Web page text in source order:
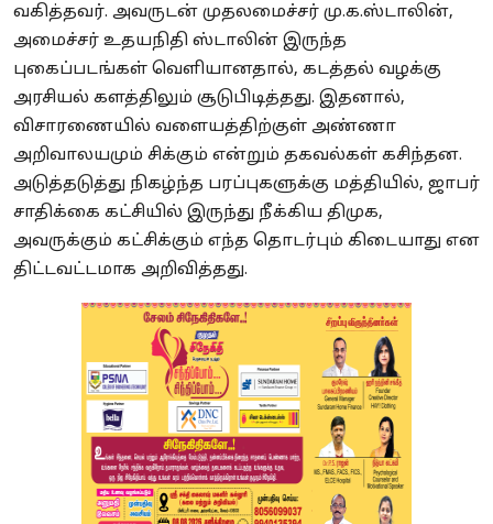
வகித்தவர். அவருடன் முதலமைச்சர் மு.க.ஸ்டாலின்,
அமைச்சர் உதயநிதி ஸ்டாலின் இருந்த
புகைப்படங்கள் வெளியானதால், கடத்தல் வழக்கு
அரசியல் களத்திலும் சூடுபிடித்தது. இதனால்,
விசாரணையில் வளையத்திற்குள் அண்ணா
அறிவாலயமும் சிக்கும் என்றும் தகவல்கள் கசிந்தன.
அடுத்தடுத்து நிகழ்ந்த பரப்புகளுக்கு மத்தியில், ஜாபர்
சாதிக்கை கட்சியில் இருந்து நீக்கிய திமுக,
அவருக்கும் கட்சிக்கும் எந்த தொடர்பும் கிடையாது என
திட்டவட்டமாக அறிவித்தது.